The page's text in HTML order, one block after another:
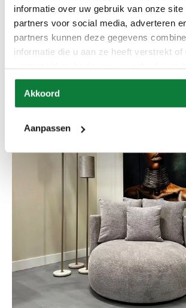
informatie over uw gebruik van onze site
partners voor social media, adverteren
partners kunnen deze gegevens
informatie die u aan ze heeft verstrekt of
Akkoord
Aanpassen
Bank Elise